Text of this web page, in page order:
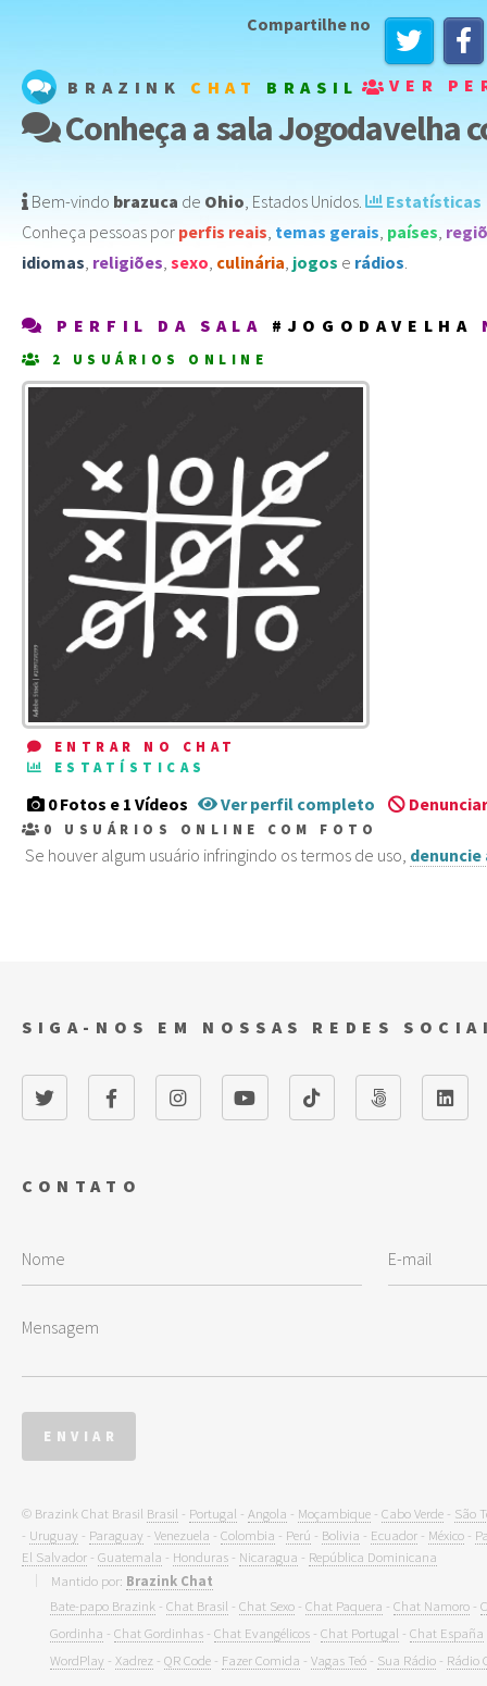
BRAZINK CHAT BRASIL VER
Compartilhe no
Conheça a sala Jogodavelha
Bem-vindo brazuca de Ohio Estados Unidos
Estatísticas
Conheça pessoas por perfis reais temas gerais países
idiomas religiões sexo culinária jogos e rádios
PERFIL DA SALA #JOGODAVELHA
2 USUÁRIOS ONLINE
ENTRAR NO CHAT
ESTATÍSTICAS
0 Fotos e 1 Vídeos Ver perfil completo
0 USUÁRIOS ONLINE COM FOTO
Se houver algum usuário infringindo os termos de uso, denuncie
CONTATO
SIGA-NOS EM NOSSAS REDES
© Brazink Chat Brasil Brasil - Portugal - Angola - Moçambique - Cabo Verde - São
- Uruguay - Paraguay - Venezuela - Colombia - Perú - Bolivia - Ecuador - México -
El Salvador - Guatemala - Honduras - Nicaragua - República Dominicana
Mantido por: Brazink Chat
Bate-papo Brazink - Chat Brasil - Chat Sexo- Chat Paquera - Chat Namoro-
Gordinha - Chat Gordinhas- Chat Evangélicos- Chat Portugal - Chat España
WordPlay - Xadrez- QR Code- Fazer Comida - Vagas Teó- Sua Rádio- Rádio